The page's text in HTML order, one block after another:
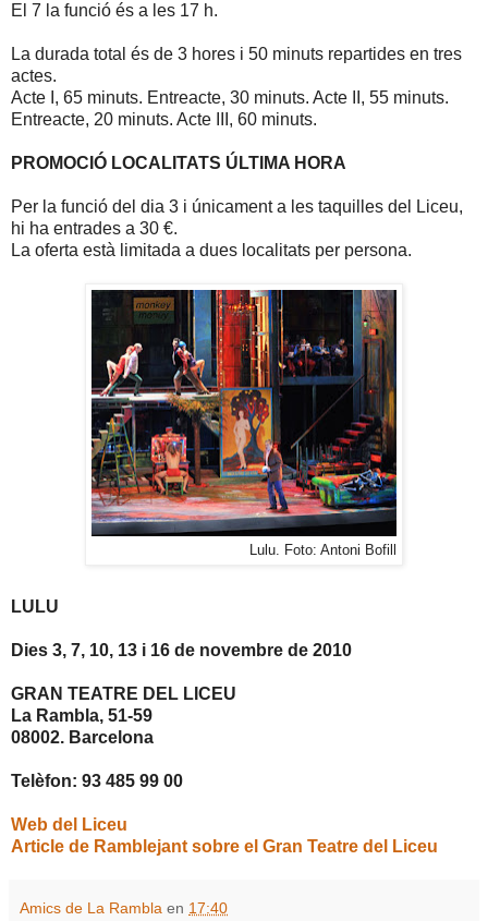
El 7 la funció és a les 17 h.
La durada total és de 3 hores i 50 minuts repartides en tres
actes.
Acte I, 65 minuts. Entreacte, 30 minuts. Acte II, 55 minuts.
Entreacte, 20 minuts. Acte III, 60 minuts.
PROMOCIÓ LOCALITATS ÚLTIMA HORA
Per la funció del dia 3 i únicament a les taquilles del Liceu,
hi ha entrades a 30 €.
La oferta està limitada a dues localitats per persona.
Lulu. Foto: Antoni Bofill
LULU
Dies 3, 7, 10, 13 i 16 de novembre de 2010
GRAN TEATRE DEL LICEU
La Rambla, 51-59
08002. Barcelona
Telèfon: 93 485 99 00
Web del Liceu
Article de Ramblejant sobre el Gran Teatre del Liceu
Amics de La Rambla en 17:40